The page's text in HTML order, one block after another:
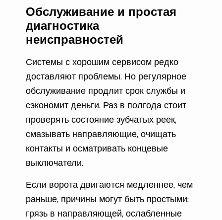
Обслуживание и простая
диагностика
неисправностей
Системы с хорошим сервисом редко
доставляют проблемы. Но регулярное
обслуживание продлит срок службы и
сэкономит деньги. Раз в полгода стоит
проверять состояние зубчатых реек,
смазывать направляющие, очищать
контакты и осматривать концевые
выключатели.
Если ворота двигаются медленнее, чем
раньше, причины могут быть простыми:
грязь в направляющей, ослабленные